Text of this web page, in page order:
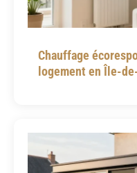
Chauffage
logement en Île-